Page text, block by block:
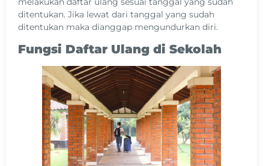
ditentukan. Jika lewat dari tanggal yang sudah
ditentukan maka dianggap mengundurkan diri.
Fungsi Daftar Ulang di Sekolah